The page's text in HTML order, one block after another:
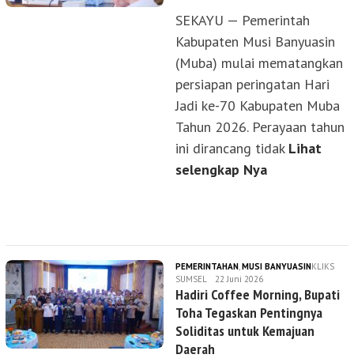
SEKAYU — Pemerintah
Kabupaten Musi Banyuasin
(Muba) mulai mematangkan
persiapan peringatan Hari
Jadi ke-70 Kabupaten Muba
Tahun 2026. Perayaan tahun
ini dirancang tidak Lihat
selengkap Nya
PEMERINTAHAN,MUSI BANYUASINKLIKS
SUMSEL
22 Juni 2026
Hadiri Coffee Morning, Bupati
Toha Tegaskan Pentingnya
Soliditas untuk Kemajuan
Daerah